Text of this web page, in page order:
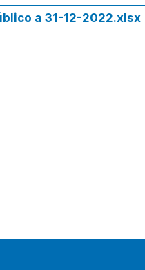
a 31-12-2022.xlsx